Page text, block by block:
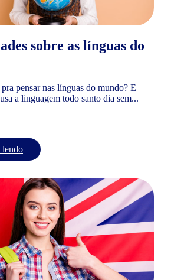
sobre as línguas do
pensar nas línguas do mundo? E
a linguagem todo santo dia sem...
lendo